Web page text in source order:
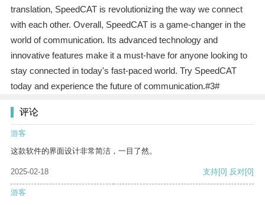
translation, SpeedCAT is revolutionizing the way we connect
with each other. Overall, SpeedCAT is a game-changer in the
world of communication. Its advanced technology and
innovative features make it a must-have for anyone looking to
stay connected in today's fast-paced world. Try SpeedCAT
today and experience the future of communication.#3#
评论
游客
这款软件的界面设计非常简洁，一目了然。
2025-02-18 支持[0] 反对[0]
游客